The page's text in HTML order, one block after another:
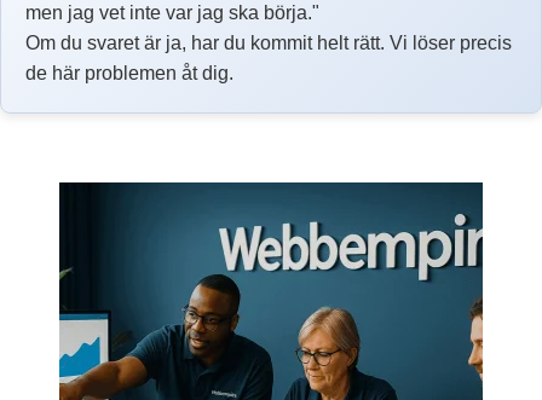
men jag vet inte var jag ska börja."
Om du svaret är ja, har du kommit helt rätt. Vi löser precis
de här problemen åt dig.